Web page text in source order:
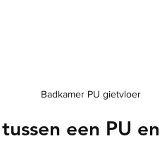
Badkamer PU gietvloer
een PU